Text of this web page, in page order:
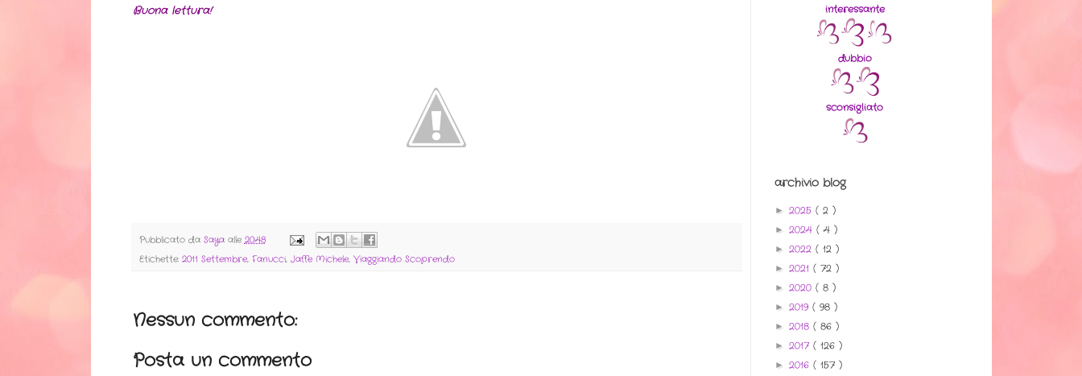
Buona lettura!
Pubblicato da Saya alle 20:48
Etichette: 2011 Settembre, Fanucci, Jaffe Michele, Viaggiando Scoprendo
Nessun commento:
Posta un commento
interessante
dubbio
sconsigliato
archivio blog
► 2025 ( 2 )
► 2024 ( 4 )
► 2022 ( 12 )
► 2021 ( 72 )
► 2020 ( 8 )
► 2019 ( 98 )
► 2018 ( 86 )
► 2017 ( 126 )
► 2016 ( 157 )